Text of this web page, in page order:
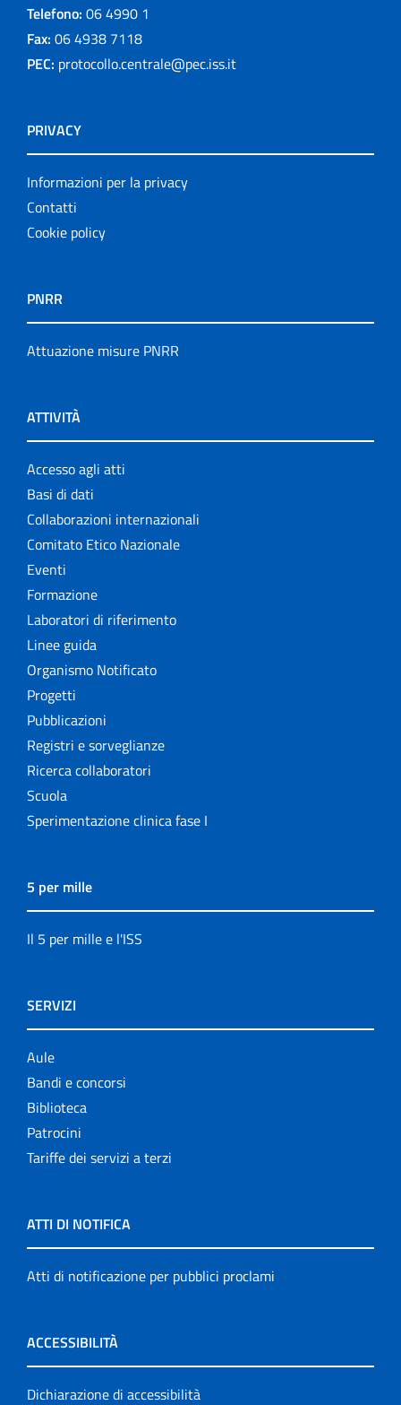
Telefono: 06 4990 1
Fax: 06 4938 7118
PEC: protocollo.centrale@pec.iss.it
PRIVACY
Informazioni per la privacy
Contatti
Cookie policy
PNRR
Attuazione misure PNRR
ATTIVITÀ
Accesso agli atti
Basi di dati
Collaborazioni internazionali
Comitato Etico Nazionale
Eventi
Formazione
Laboratori di riferimento
Linee guida
Organismo Notificato
Progetti
Pubblicazioni
Registri e sorveglianze
Ricerca collaboratori
Scuola
Sperimentazione clinica fase I
5 per mille
Il 5 per mille e l'ISS
SERVIZI
Aule
Bandi e concorsi
Biblioteca
Patrocini
Tariffe dei servizi a terzi
ATTI DI NOTIFICA
Atti di notificazione per pubblici proclami
ACCESSIBILITÀ
Dichiarazione di accessibilità